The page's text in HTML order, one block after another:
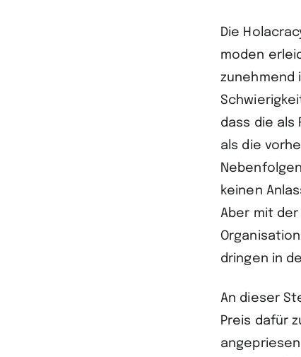
Die
moden
zunehmend
dass die
als die
keinen
Aber mit
dringen in
An dieser
Preis dafür